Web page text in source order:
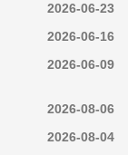
2026-06-23
2026-06-16
2026-06-09
2026-08-06
2026-08-04